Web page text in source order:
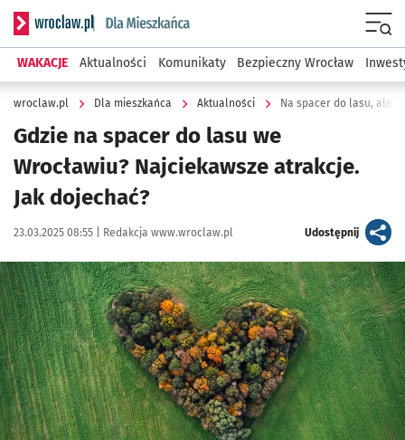
Serwis informacyjny wroclaw.pl podserwis: Dla mieszkańca
WAKACJE Aktualności Komunikaty Bezpieczny Wrocław
wroclaw.pl Dla mieszkańca Aktualności Na spacer do lasu, ale
Gdzie na spacer do lasu we
Wrocławiu? Najciekawsze atrakcje.
Jak dojechać?
Data publikacji:
23.03.2025 08:55 | Autor:
Redakcja www.wroclaw.pl Udostępnijartykuł
Kliknij, aby zobaczyć galerię
Kliknij, aby powiększyć